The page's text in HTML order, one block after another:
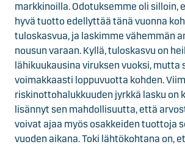
markkinoilla. Odotuksemme oli silloin,
hyvä tuotto edellyttää tänä vuonna
tuloskasvua, ja laskimme vähemmän
nousun varaan. Kyllä, tuloskasvu on
lähikuukausina viruksen vuoksi, mutta
voimakkaasti loppuvuotta kohden.
riskinottohalukkuuden jyrkkä lasku on
lisännyt sen mahdollisuutta, että
voivat ajaa myös osakkeiden tuottoja
vuoden aikana. Toki lähtökohtana on,